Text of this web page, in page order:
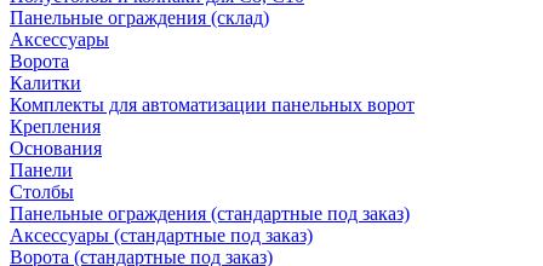
Панельные ограждения (склад)
Аксессуары
Ворота
Калитки
Комплекты для автоматизации панельных ворот
Крепления
Основания
Панели
Столбы
Панельные ограждения (стандартные под заказ)
Аксессуары (стандартные под заказ)
Ворота (стандартные под заказ)